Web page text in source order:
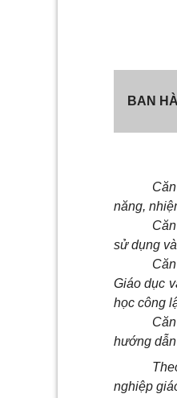
BAN
năng,
sử dụng
Giáo dục
học công
hướng
nghiệp